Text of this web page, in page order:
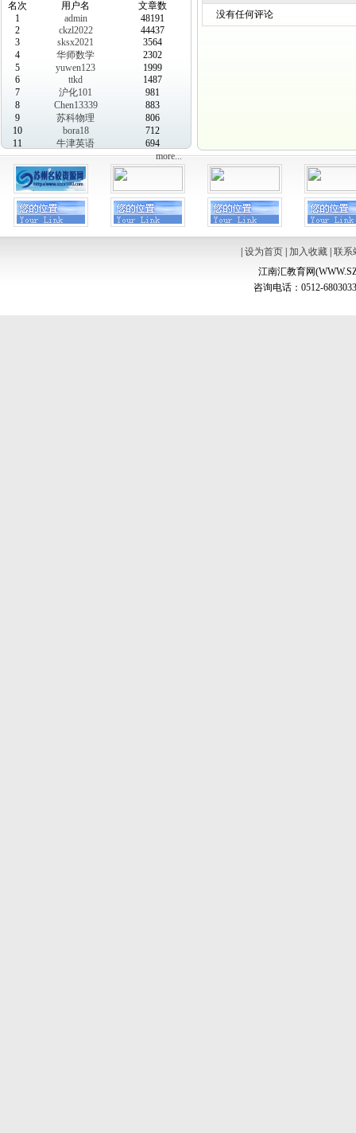
名次 用户名
文章数
1
admin
48191
2
ckzl2022
44437
3
sksx2021
3564
4
华师数学
2302
5
yuwen123
1999
6
ttkd
1487
7
沪化101
981
8
Chen13339
883
9
苏科物理
806
10
bora18
712
11
牛津英语
694
more...
没有任何评论
设为首页| 加入收藏| 联系
江南汇教育网
咨询电话：0512-